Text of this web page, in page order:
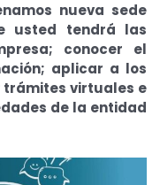
nueva sede
usted tendrá las
conocer el
aplicar a los
trámites virtuales e
de la entidad